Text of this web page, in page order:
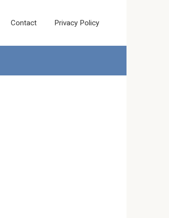
Contact Privacy Policy